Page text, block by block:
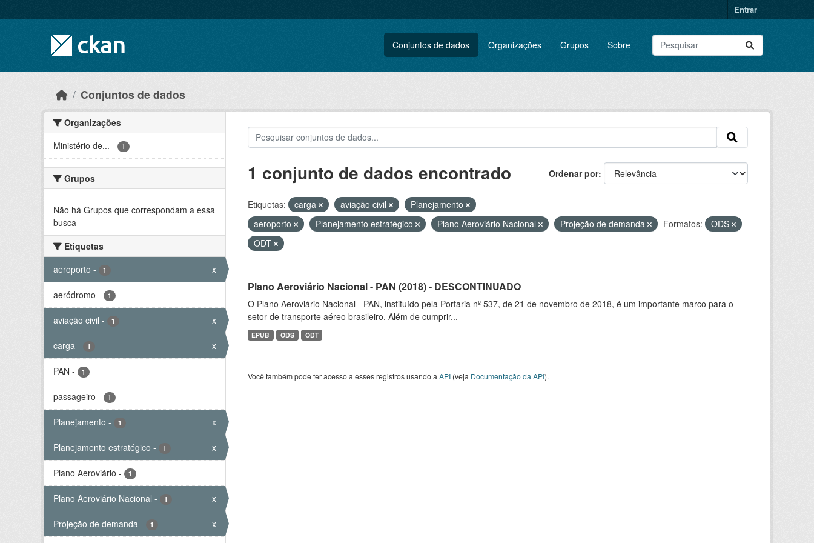
Entrar
Conjuntos de dados Organizações Grupos Sobre
Conjuntos de dados
Organizações
Ministério de... - 1
Grupos
Não há Grupos que correspondam a essa
busca
Etiquetas
aeroporto - 1 x
aeródromo - 1
aviação civil - 1 x
carga - 1 x
PAN - 1
passageiro - 1
Planejamento - 1 x
Planejamento estratégico - 1 x
Plano Aeroviário - 1
Plano Aeroviário Nacional - 1 x
Projeção de demanda - 1
x
Ordenar por
1 conjunto de dados encontrado
Etiquetas: carga aviação civil
Planejamento
aeroporto
Planejamento estratégico Plano Aeroviário Nacional Projeção de demanda Formatos:
ODS
ODT
Plano Aeroviário Nacional - PAN (2018) - DESCONTINUADO
O Plano Aeroviário Nacional - PAN, instituído pela Portaria nº 537, de 21 de novembro de 2018, é um importante marco para o
setor de transporte aéreo brasileiro. Além de cumprir...
EPUB ODS ODT
Você também pode ter acesso a esses registros usando a API(veja Documentação da API).